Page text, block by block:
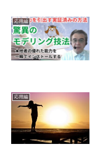
応用編
応用編